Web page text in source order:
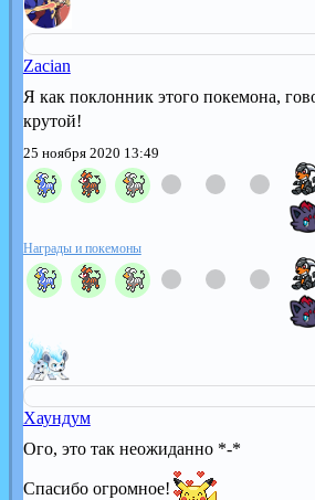
Zacian
Я как поклонник этого покемона,
крутой!
25 ноября 2020 13:49
Награды и покемоны
Хаундум
Ого, это так неожиданно *-*
Спасибо огромное!